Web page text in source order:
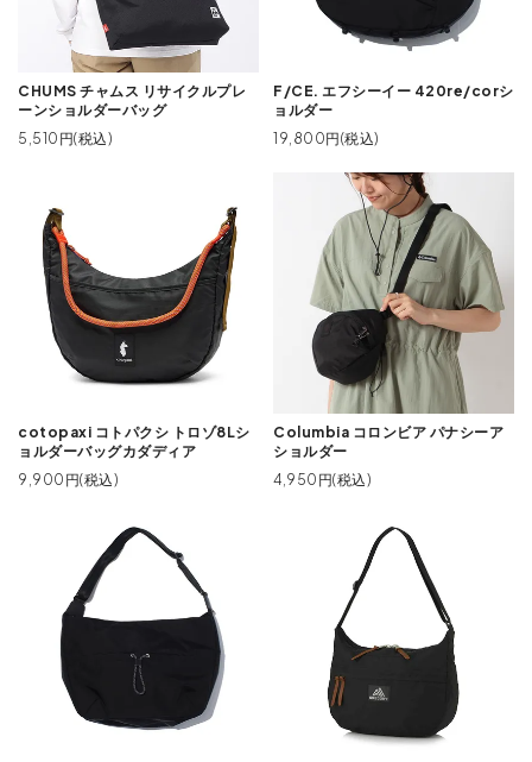
CHUMS チャムス リサイクルプレ
ーンショルダーバッグ
5,510円(税込)
F/CE. エフシーイー 420re/corシ
ョルダー
19,800円(税込)
cotopaxi コトパクシ トロゾ8Lシ
ョルダーバッグカダディア
9,900円(税込)
Columbia コロンビア パナシーア
ショルダー
4,950円(税込)